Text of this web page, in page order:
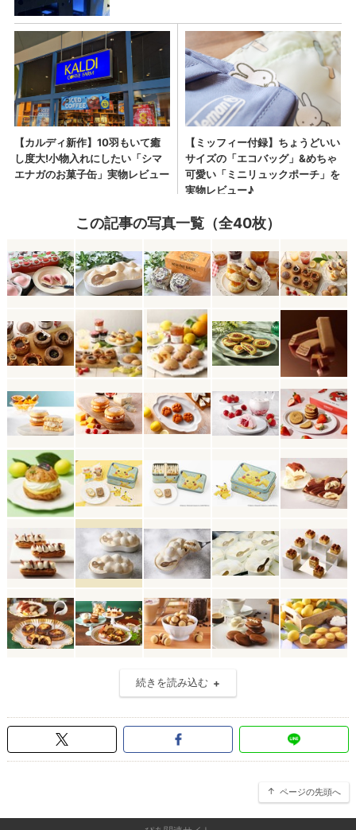
この記事の写真一覧（全40枚）
続きを読み込む
ページの先頭へ